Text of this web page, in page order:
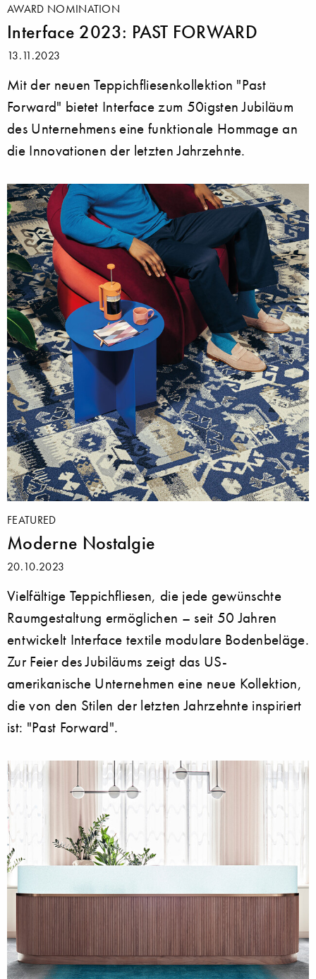
AWARD NOMINATION
Interface 2023: PAST FORWARD
13.11.2023
Mit der neuen Teppichfliesenkollektion "Past
Forward" bietet Interface zum 50igsten Jubiläum
des Unternehmens eine funktionale Hommage an
die Innovationen der letzten Jahrzehnte.
FEATURED
Moderne Nostalgie
20.10.2023
Vielfältige Teppichfliesen, die jede gewünschte
Raumgestaltung ermöglichen – seit 50 Jahren
entwickelt Interface textile modulare Bodenbeläge.
Zur Feier des Jubiläums zeigt das US-
amerikanische Unternehmen eine neue Kollektion,
die von den Stilen der letzten Jahrzehnte inspiriert
ist: "Past Forward".